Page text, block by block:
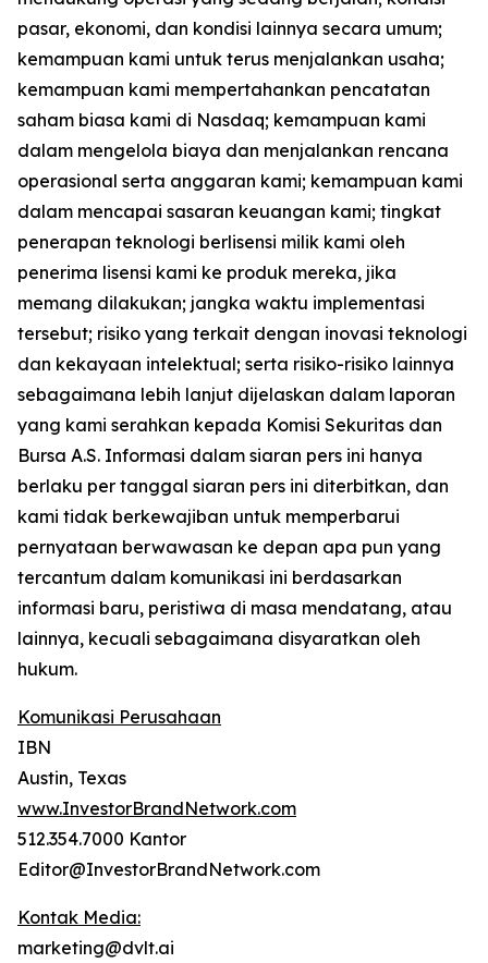
pasar, ekonomi, dan kondisi lainnya secara umum;
kemampuan kami untuk terus menjalankan usaha;
kemampuan kami mempertahankan pencatatan
saham biasa kami di Nasdaq; kemampuan kami
dalam mengelola biaya dan menjalankan rencana
operasional serta anggaran kami; kemampuan kami
dalam mencapai sasaran keuangan kami; tingkat
penerapan teknologi berlisensi milik kami oleh
penerima lisensi kami ke produk mereka, jika
memang dilakukan; jangka waktu implementasi
tersebut; risiko yang terkait dengan inovasi teknologi
dan kekayaan intelektual; serta risiko-risiko lainnya
sebagaimana lebih lanjut dijelaskan dalam laporan
yang kami serahkan kepada Komisi Sekuritas dan
Bursa A.S. Informasi dalam siaran pers ini hanya
berlaku per tanggal siaran pers ini diterbitkan, dan
kami tidak berkewajiban untuk memperbarui
pernyataan berwawasan ke depan apa pun yang
tercantum dalam komunikasi ini berdasarkan
informasi baru, peristiwa di masa mendatang, atau
lainnya, kecuali sebagaimana disyaratkan oleh
hukum.
Komunikasi Perusahaan
IBN
Austin, Texas
www.InvestorBrandNetwork.com
512.354.7000 Kantor
Editor@InvestorBrandNetwork.com
Kontak Media:
marketing@dvlt.ai